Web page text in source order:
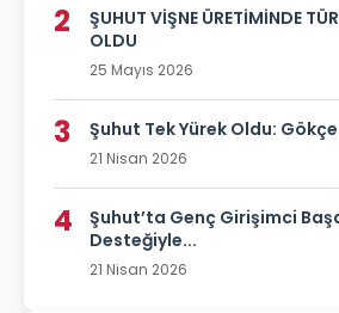
2
ŞUHUT VİŞNE ÜRETİMİNDE
OLDU
25 Mayıs 2026
3 Şuhut Tek Yürek Oldu:
21 Nisan 2026
4
Şuhut’ta Genç Girişimci
Desteğiyle...
21 Nisan 2026